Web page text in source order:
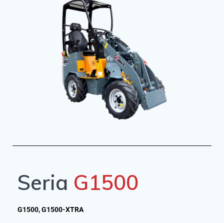
Seria G1500
G1500, G1500-XTRA